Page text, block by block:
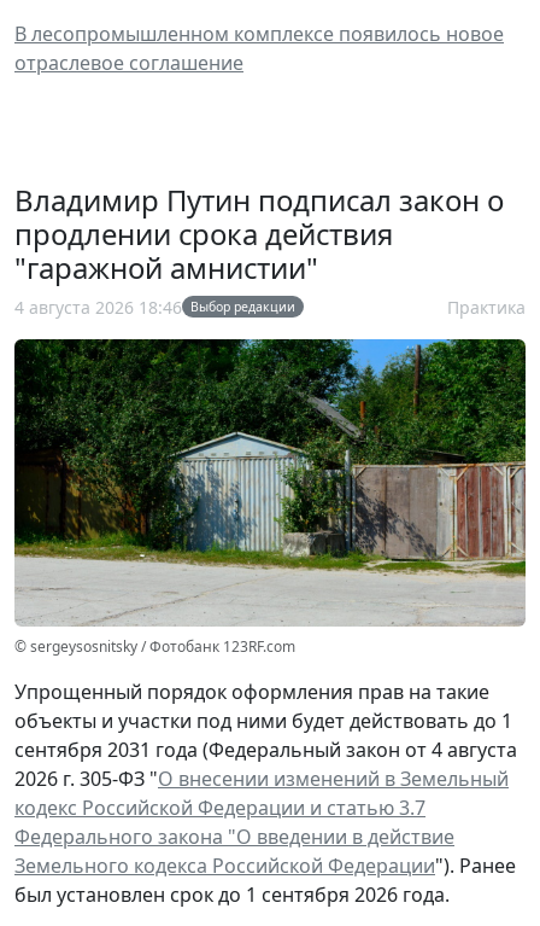
В лесопромышленном комплексе появилось новое
отраслевое соглашение
Владимир Путин подписал закон о
продлении срока действия
"гаражной амнистии"
4 августа 2026 18:46 Выбор редакции Практика
© sergeysosnitsky / Фотобанк 123RF.com
Упрощенный порядок оформления прав на такие
объекты и участки под ними будет действовать до 1
сентября 2031 года (Федеральный закон от 4 августа
2026 г. 305-ФЗ "О внесении изменений в Земельный
кодекс Российской Федерации и статью 3.7
Федерального закона "О введении в действие
Земельного кодекса Российской Федерации"). Ранее
был установлен срок до 1 сентября 2026 года.